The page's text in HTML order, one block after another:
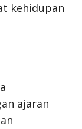
kehidupan
ajaran